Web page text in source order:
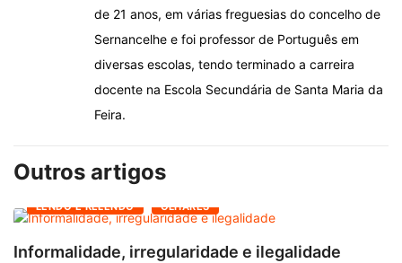
de 21 anos, em várias freguesias do concelho de
Sernancelhe e foi professor de Português em
diversas escolas, tendo terminado a carreira
docente na Escola Secundária de Santa Maria da
Feira.
Outros artigos
LENDO E RELENDO OLHARES
Informalidade, irregularidade e ilegalidade